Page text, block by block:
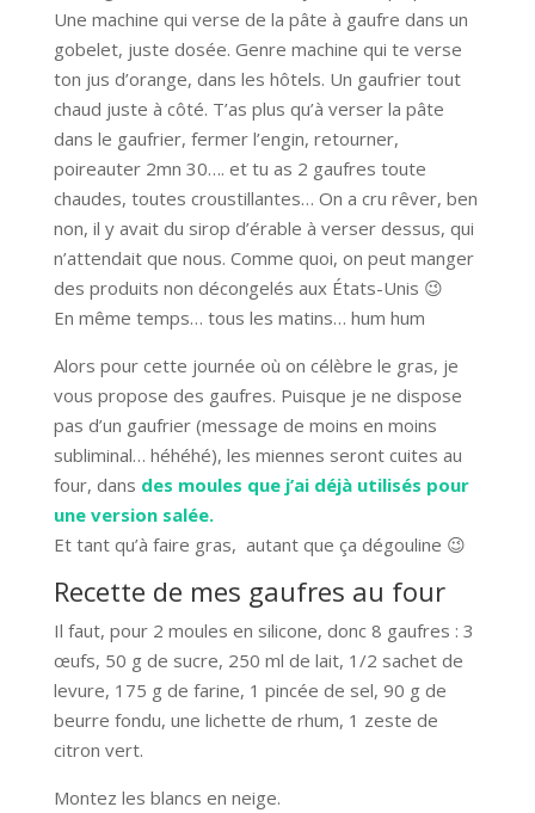
Une machine qui verse de la pâte à gaufre dans un
gobelet, juste dosée. Genre machine qui te verse
ton jus d’orange, dans les hôtels. Un gaufrier tout
chaud juste à côté. T’as plus qu’à verser la pâte
dans le gaufrier, fermer l’engin, retourner,
poireauter 2mn 30…. et tu as 2 gaufres toute
chaudes, toutes croustillantes… On a cru rêver, ben
non, il y avait du sirop d’érable à verser dessus, qui
n’attendait que nous. Comme quoi, on peut manger
des produits non décongelés aux États-Unis 😉
En même temps… tous les matins… hum hum
Alors pour cette journée où on célèbre le gras, je
vous propose des gaufres. Puisque je ne dispose
pas d’un gaufrier (message de moins en moins
subliminal… héhéhé), les miennes seront cuites au
four, dans des moules que j’ai déjà utilisés pour
une version salée.
Et tant qu’à faire gras, autant que ça dégouline 😉
Recette de mes gaufres au four
Il faut, pour 2 moules en silicone, donc 8 gaufres : 3
œufs, 50 g de sucre, 250 ml de lait, 1/2 sachet de
levure, 175 g de farine, 1 pincée de sel, 90 g de
beurre fondu, une lichette de rhum, 1 zeste de
citron vert.
Montez les blancs en neige.